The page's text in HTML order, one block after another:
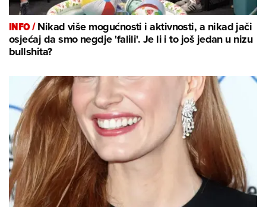
INFO /Nikad više mogućnosti i aktivnosti, a nikad jači
osjećaj da smo negdje 'falili'. Je li i to još jedan u nizu
bullshita?